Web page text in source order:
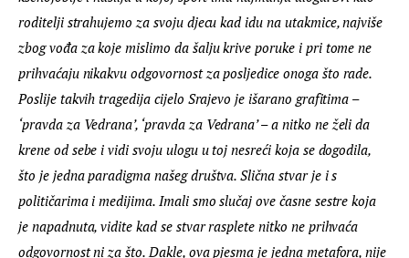
roditelji strahujemo za svoju djecu kad idu na utakmice, najviše
zbog vođa za koje mislimo da šalju krive poruke i pri tome ne
prihvaćaju nikakvu odgovornost za posljedice onoga što rade.
Poslije takvih tragedija cijelo Srajevo je išarano grafitima –
‘pravda za Vedrana’, ‘pravda za Vedrana’ – a nitko ne želi da
krene od sebe i vidi svoju ulogu u toj nesreći koja se dogodila,
što je jedna paradigma našeg društva. Slična stvar je i s
političarima i medijima. Imali smo slučaj ove časne sestre koja
je napadnuta, vidite kad se stvar rasplete nitko ne prihvaća
odgovornost ni za što. Dakle, ova pjesma je jedna metafora, nije